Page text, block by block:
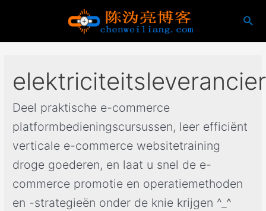
elektriciteitsleverancier
Deel praktische e-commerce
platformbedieningscursussen, leer efficiënt
verticale e-commerce websitetraining
droge goederen, en laat u snel de e-
commerce promotie en operatiemethoden
en -strategieën onder de knie krijgen ^_^